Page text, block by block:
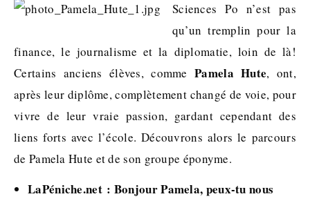
Sciences Po n’est pas
qu’un tremplin pour la
finance, le journalisme et la diplomatie, loin de là!
Certains anciens élèves, commePamela Hute, ont,
après leur diplôme, complètement changé de voie, pour
vivre de leur vraie passion, gardant cependant des
liens forts avec l’école. Découvrons alors le parcours
de Pamela Hute et de son groupe éponyme.
LaPéniche.net : Bonjour Pamela, peux-tu nous